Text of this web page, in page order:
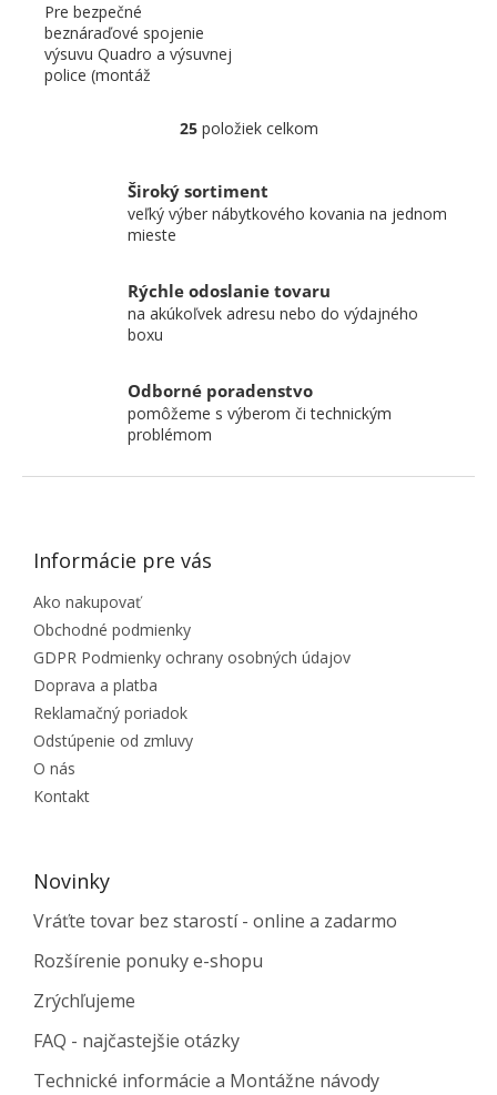
Pre bezpečné
beznáraďové spojenie
výsuvu Quadro a výsuvnej
police (montáž
Ovládacie prvky výpisu
25položiek celkom
Široký sortiment
veľký výber nábytkového kovania na jednom
mieste
Rýchle odoslanie tovaru
na akúkoľvek adresu nebo do výdajného
boxu
Odborné poradenstvo
pomôžeme s výberom či technickým
problémom
ZÁPÄTIE
Informácie pre vás
Ako nakupovať
Obchodné podmienky
GDPR Podmienky ochrany osobných údajov
Doprava a platba
Reklamačný poriadok
Odstúpenie od zmluvy
O nás
Kontakt
Novinky
Vráťte tovar bez starostí - online a zadarmo
Rozšírenie ponuky e-shopu
Zrýchľujeme
FAQ - najčastejšie otázky
Technické informácie a Montážne návody